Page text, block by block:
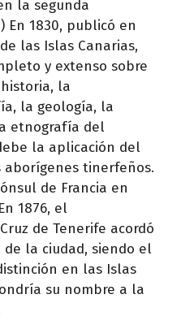
la segunda
En 1830, publicó en
las Islas Canarias,
y extenso sobre
la
la geología, la
etnografía del
la aplicación del
aborígenes tinerfeños.
de Francia en
1876, el
de Tenerife acordó
la ciudad, siendo el
en las Islas
su nombre a la